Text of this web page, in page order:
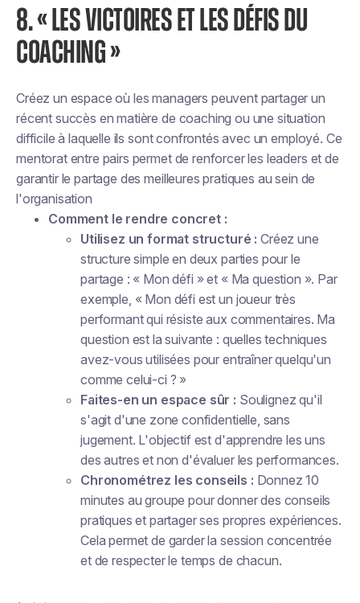
8. « LES VICTOIRES ET LES DÉFIS DU
COACHING »
Créez un espace où les managers peuvent partager un
récent succès en matière de coaching ou une situation
difficile à laquelle ils sont confrontés avec un employé. Ce
mentorat entre pairs permet de renforcer les leaders et de
garantir le partage des meilleures pratiques au sein de
l'organisation
Comment le rendre concret :
Utilisez un format structuré : Créez une
structure simple en deux parties pour le
partage : « Mon défi » et « Ma question ». Par
exemple, « Mon défi est un joueur très
performant qui résiste aux commentaires. Ma
question est la suivante : quelles techniques
avez-vous utilisées pour entraîner quelqu'un
comme celui-ci ? »
Faites-en un espace sûr : Soulignez qu'il
s'agit d'une zone confidentielle, sans
jugement. L'objectif est d'apprendre les uns
des autres et non d'évaluer les performances.
Chronométrez les conseils : Donnez 10
minutes au groupe pour donner des conseils
pratiques et partager ses propres expériences.
Cela permet de garder la session concentrée
et de respecter le temps de chacun.